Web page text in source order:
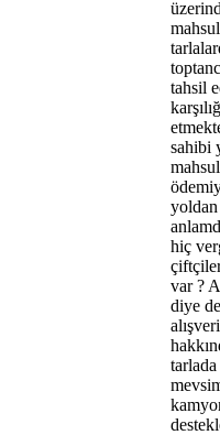
tahsil
sahibi
hiç
var ?
diye
tarlada